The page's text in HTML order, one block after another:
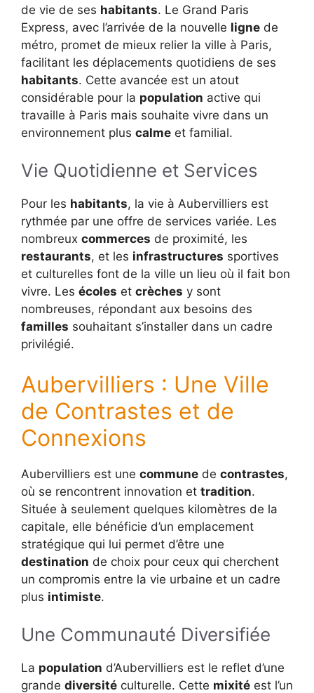
de vie de ses habitants. Le Grand Paris
Express, avec l’arrivée de la nouvelle ligne de
métro, promet de mieux relier la ville à Paris,
facilitant les déplacements quotidiens de ses
habitants. Cette avancée est un atout
considérable pour la population active qui
travaille à Paris mais souhaite vivre dans un
environnement plus calme et familial.
Vie Quotidienne et Services
Pour les habitants, la vie à Aubervilliers est
rythmée par une offre de services variée. Les
nombreux commerces de proximité, les
restaurants, et les infrastructures sportives
et culturelles font de la ville un lieu où il fait bon
vivre. Les écoles et crèches y sont
nombreuses, répondant aux besoins des
familles souhaitant s’installer dans un cadre
privilégié.
Aubervilliers : Une Ville
de Contrastes et de
Connexions
Aubervilliers est une commune de contrastes,
où se rencontrent innovation et tradition.
Située à seulement quelques kilomètres de la
capitale, elle bénéficie d’un emplacement
stratégique qui lui permet d’être une
destination de choix pour ceux qui cherchent
un compromis entre la vie urbaine et un cadre
plus intimiste.
Une Communauté Diversifiée
La population d’Aubervilliers est le reflet d’une
grande diversité culturelle. Cette mixité est l’un